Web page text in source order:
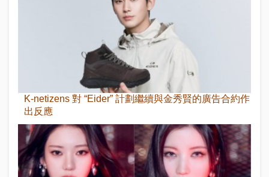
K-netizens 對 “Eider” 計劃繼續與金秀賢的廣告合約作
出反應